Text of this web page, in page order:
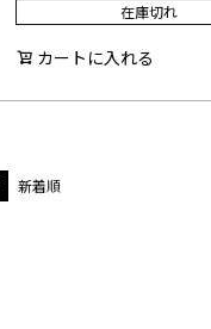
在庫切れ
カートに入れる
新着順